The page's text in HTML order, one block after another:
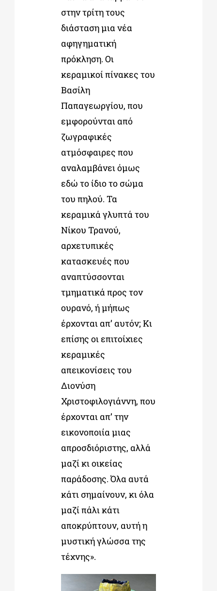
στην τρίτη τους
διάσταση μια νέα
αφηγηματική
πρόκληση. Οι
κεραμικοί πίνακες του
Βασίλη
Παπαγεωργίου, που
εμφορούνται από
ζωγραφικές
ατμόσφαιρες που
αναλαμβάνει όμως
εδώ το ίδιο το σώμα
του πηλού. Τα
κεραμικά γλυπτά του
Νίκου Τρανού,
αρχετυπικές
κατασκευές που
αναπτύσσονται
τμηματικά προς τον
ουρανό, ή μήπως
έρχονται απ’ αυτόν; Κι
επίσης οι επιτοίχιες
κεραμικές
απεικονίσεις του
Διονύση
Χριστοφιλογιάννη, που
έρχονται απ’ την
εικονοποιία μιας
απροσδιόριστης, αλλά
μαζί κι οικείας
παράδοσης. Όλα αυτά
κάτι σημαίνουν, κι όλα
μαζί πάλι κάτι
αποκρύπτουν, αυτή η
μυστική γλώσσα της
τέχνης».